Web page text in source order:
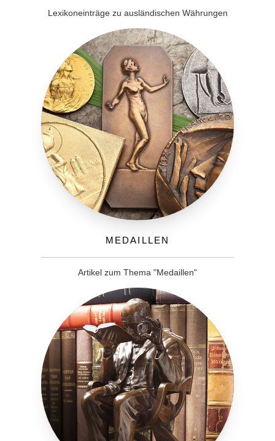
Lexikoneinträge zu ausländischen Währungen
Medaillen
Artikel zum Thema "Medaillen"